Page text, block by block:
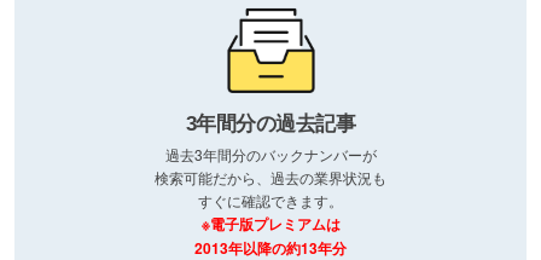
3年間分の過去記事
過去3年間分のバックナンバーが
検索可能だから、過去の業界状況も
すぐに確認できます。
※電子版プレミアムは
2013年以降の約13年分